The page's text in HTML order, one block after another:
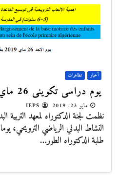
أخبار تظاهرات
يوم دراسي تكويني 26 ماي 2019
مايو 23, 2019
نظمت لجنة الدكتوراه لمعهد التربية
النشاط البدني الرياضي الترويحي،
طلبة الدكتوراه الطور…